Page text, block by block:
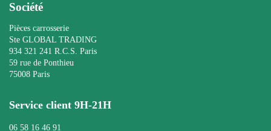
Société
Pièces carrosserie
Ste GLOBAL TRADING
934 321 241 R.C.S. Paris
59 rue de Ponthieu
75008 Paris
Service client 9H-21H
06 58 16 46 91